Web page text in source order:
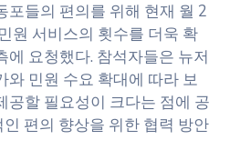
포들의 편의를 위해 현재 월 2
원 서비스의 횟수를 더욱 확
에 요청했다. 참석자들은 뉴저
와 민원 수요 확대에 따라 보
공할 필요성이 크다는 점에 공
편의 향상을 위한 협력 방안